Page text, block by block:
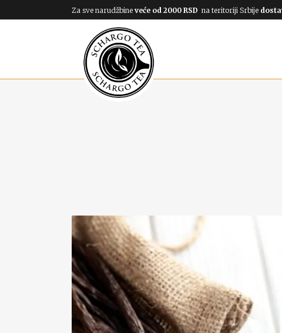
Za sve narudžbine veće od 2000 RSD na teritoriji Srbije